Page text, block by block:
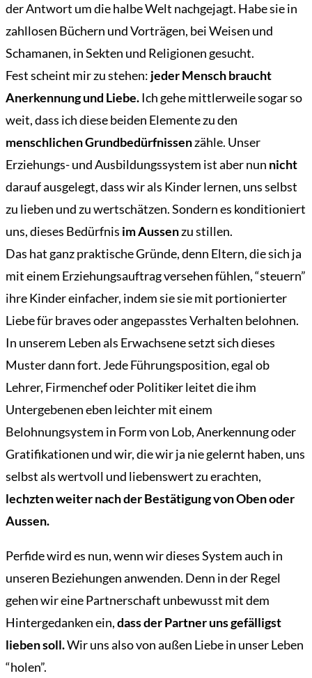
der Antwort um die halbe Welt nachgejagt. Habe sie in
zahllosen Büchern und Vorträgen, bei Weisen und
Schamanen, in Sekten und Religionen gesucht.
Fest scheint mir zu stehen: jeder Mensch braucht
Anerkennung und Liebe.Ich gehe mittlerweile sogar so
weit, dass ich diese beiden Elemente zu den
menschlichen Grundbedürfnissenzähle. Unser
Erziehungs- und Ausbildungssystem ist aber nun nicht
darauf ausgelegt, dass wir als Kinder lernen, uns selbst
zu lieben und zu wertschätzen. Sondern es konditioniert
uns, dieses Bedürfnis im Aussenzu stillen.
Das hat ganz praktische Gründe, denn Eltern, die sich ja
mit einem Erziehungsauftrag versehen fühlen, “steuern”
ihre Kinder einfacher, indem sie sie mit portionierter
Liebe für braves oder angepasstes Verhalten belohnen.
In unserem Leben als Erwachsene setzt sich dieses
Muster dann fort. Jede Führungsposition, egal ob
Lehrer, Firmenchef oder Politiker leitet die ihm
Untergebenen eben leichter mit einem
Belohnungsystem in Form von Lob, Anerkennung oder
Gratifikationen und wir, die wir ja nie gelernt haben, uns
selbst als wertvoll und liebenswert zu erachten,
lechzten weiter nach der Bestätigung von Oben oder
Aussen.
Perfide wird es nun, wenn wir dieses System auch in
unseren Beziehungen anwenden. Denn in der Regel
gehen wir eine Partnerschaft unbewusst mit dem
Hintergedanken ein,dass der Partner uns gefälligst
lieben soll.Wir uns also von außen Liebe in unser Leben
“holen”.